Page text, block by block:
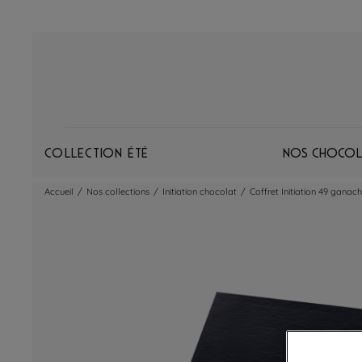
Collection Été Nos
Accueil / Nos collections / Initiation chocolat / Coffret Initiation 49